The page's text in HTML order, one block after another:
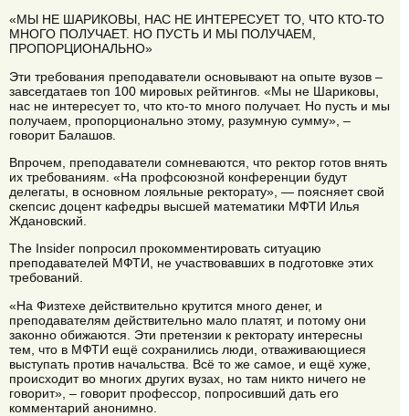
«МЫ НЕ ШАРИКОВЫ, НАС НЕ ИНТЕРЕСУЕТ ТО, ЧТО КТО-ТО
МНОГО ПОЛУЧАЕТ. НО ПУСТЬ И МЫ ПОЛУЧАЕМ,
ПРОПОРЦИОНАЛЬНО»
Эти требования преподаватели основывают на опыте вузов –
завсегдатаев топ 100 мировых рейтингов. «Мы не Шариковы,
нас не интересует то, что кто-то много получает. Но пусть и мы
получаем, пропорционально этому, разумную сумму», –
говорит Балашов.
Впрочем, преподаватели сомневаются, что ректор готов внять
их требованиям. «На профсоюзной конференции будут
делегаты, в основном лояльные ректорату», — поясняет свой
скепсис доцент кафедры высшей математики МФТИ Илья
Ждановский.
The Insider попросил прокомментировать ситуацию
преподавателей МФТИ, не участвовавших в подготовке этих
требований.
«На Физтехе действительно крутится много денег, и
преподавателям действительно мало платят, и потому они
законно обижаются. Эти претензии к ректорату интересны
тем, что в МФТИ ещё сохранились люди, отваживающиеся
выступать против начальства. Всё то же самое, и ещё хуже,
происходит во многих других вузах, но там никто ничего не
говорит», – говорит профессор, попросивший дать его
комментарий анонимно.